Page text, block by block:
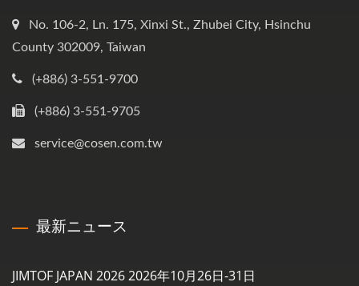
No. 106-2, Ln. 175, Xinxi St., Zhubei City, Hsinchu
County 302009, Taiwan
(+886) 3-551-9700
(+886) 3-551-9705
service@cosen.com.tw
最新ニュース
JIMTOF JAPAN 2026 2026年10月26日-31日